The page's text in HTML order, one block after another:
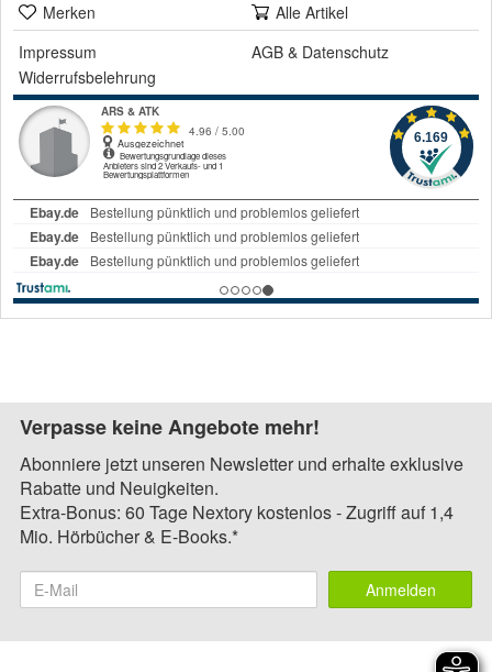
Merken
Alle Artikel
Impressum
AGB & Datenschutz
Widerrufsbelehrung
Verpasse keine Angebote mehr!
Abonniere jetzt unseren Newsletter und erhalte exklusive
Rabatte und Neuigkeiten.
Extra-Bonus: 60 Tage Nextory kostenlos - Zugriff auf 1,4
Mio. Hörbücher & E-Books.*
Anmelden